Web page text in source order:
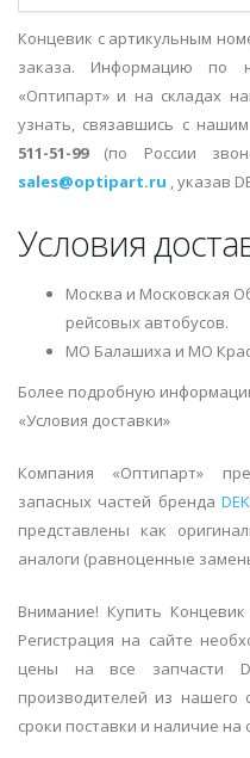
Концевик с артикульным
заказа. Информацию по
«Оптипарт» и на складах
узнать, связавшись с
511-51-99(по России
sales@optipart.ru , указав
Условия
Москва и Московская
рейсовых автобусов.
МО Балашиха и МО
Более подробную
«Условия доставки»
Компания «Оптипарт»
запасных частей бренда
представлены как
аналоги (равноценные
Внимание! Купить
Регистрация на сайте
цены на все запчасти
производителей из нашего
сроки поставки и наличие на